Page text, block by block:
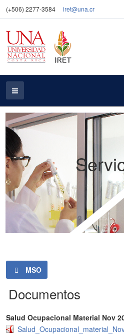
(+506) 2277-3584 iret@una.cr
MSO
Documentos
Salud Ocupacional Material Nov